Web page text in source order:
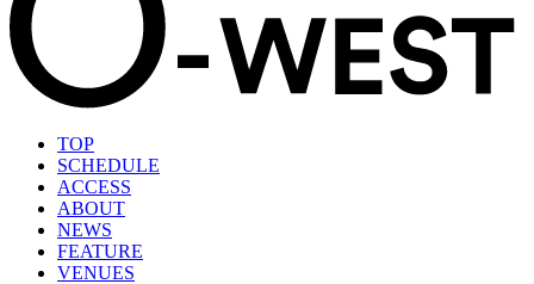
TOP
SCHEDULE
ACCESS
ABOUT
NEWS
FEATURE
VENUES